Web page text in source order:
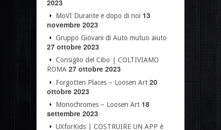
2023
MoVI Durante e dopo di noi 13
novembre 2023
Gruppo Giovani di Auto mutuo aiuto
27 ottobre 2023
Consiglio del Cibo | COLTIVIAMO
ROMA 27 ottobre 2023
Forgotten Places – Loosen Art 20
ottobre 2023
Monochromes – Loosen Art 18
settembre 2023
UXforKids | COSTRUIRE UN APP è